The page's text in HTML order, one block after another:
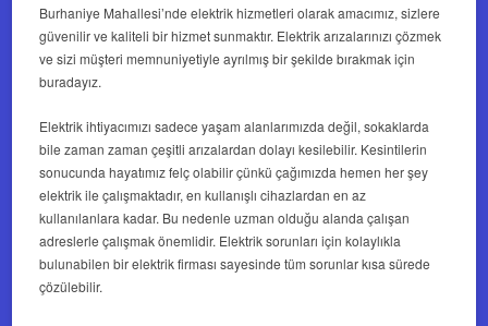
Burhaniye Mahallesi’nde elektrik hizmetleri olarak amacımız, sizlere
güvenilir ve kaliteli bir hizmet sunmaktır. Elektrik arızalarınızı çözmek
ve sizi müşteri memnuniyetiyle ayrılmış bir şekilde bırakmak için
buradayız.
Elektrik ihtiyacımızı sadece yaşam alanlarımızda değil, sokaklarda
bile zaman zaman çeşitli arızalardan dolayı kesilebilir. Kesintilerin
sonucunda hayatımız felç olabilir çünkü çağımızda hemen her şey
elektrik ile çalışmaktadır, en kullanışlı cihazlardan en az
kullanılanlara kadar. Bu nedenle uzman olduğu alanda çalışan
adreslerle çalışmak önemlidir. Elektrik sorunları için kolaylıkla
bulunabilen bir elektrik firması sayesinde tüm sorunlar kısa sürede
çözülebilir.